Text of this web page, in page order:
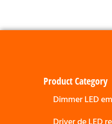
Product Category
Dimmer LED